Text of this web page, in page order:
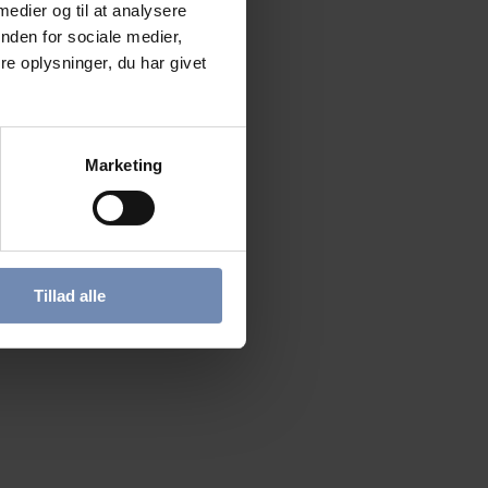
og til at analysere
for sociale medier,
oplysninger, du har givet
Marketing
Tillad alle